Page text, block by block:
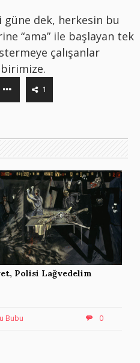
güne dek, herkesin bu
“ama” ile başlayan tek
çalışanlar
1
Polisi Lağvedelim
Bubu 0